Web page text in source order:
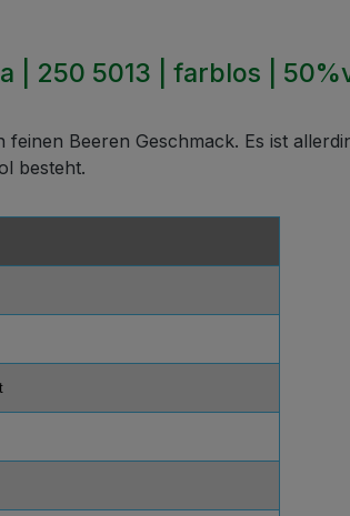
| 250 5013 | farblos |
Beeren Geschmack. Es ist
besteht.